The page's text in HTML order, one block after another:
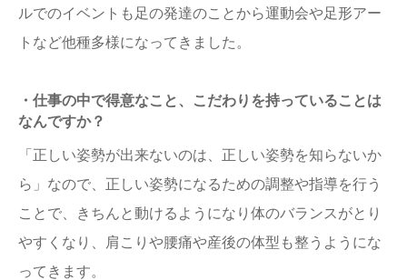
ルでのイベントも足の発達のことから運動会や足形アー
トなど他種多様になってきました。
・仕事の中で得意なこと、こだわりを持っていることは
なんですか？
「正しい姿勢が出来ないのは、正しい姿勢を知らないか
ら」なので、正しい姿勢になるための調整や指導を行う
ことで、きちんと動けるようになり体のバランスがとり
やすくなり、肩こりや腰痛や産後の体型も整うようにな
ってきます。